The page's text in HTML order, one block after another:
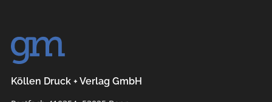
Köllen Druck + Verlag GmbH